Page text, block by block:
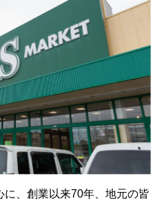
、創業以来70年、地元の皆